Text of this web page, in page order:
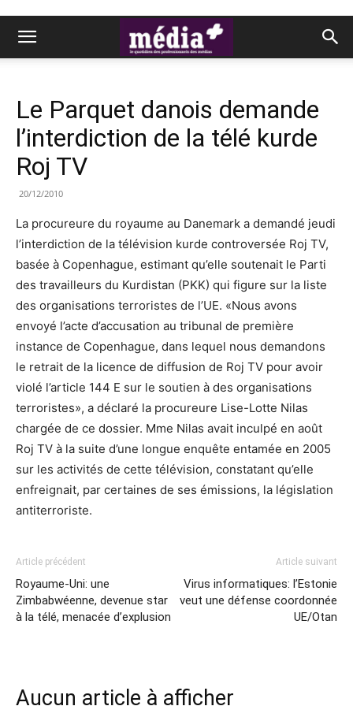
Le Parquet danois demande
l’interdiction de la télé kurde
Roj TV
20/12/2010
La procureure du royaume au Danemark a demandé jeudi
l’interdiction de la télévision kurde controversée Roj TV,
basée à Copenhague, estimant qu’elle soutenait le Parti
des travailleurs du Kurdistan (PKK) qui figure sur la liste
des organisations terroristes de l’UE. «Nous avons
envoyé l’acte d’accusation au tribunal de première
instance de Copenhague, dans lequel nous demandons
le retrait de la licence de diffusion de Roj TV pour avoir
violé l’article 144 E sur le soutien à des organisations
terroristes», a déclaré la procureure Lise-Lotte Nilas
chargée de ce dossier. Mme Nilas avait inculpé en août
Roj TV à la suite d’une longue enquête entamée en 2005
sur les activités de cette télévision, constatant qu’elle
enfreignait, par certaines de ses émissions, la législation
antiterroriste.
Article précédent
Royaume-Uni: une
Zimbabwéenne, devenue star
à la télé, menacée d’explusion
Article suivant
Virus informatiques: l’Estonie
veut une défense coordonnée
UE/Otan
Aucun article à afficher